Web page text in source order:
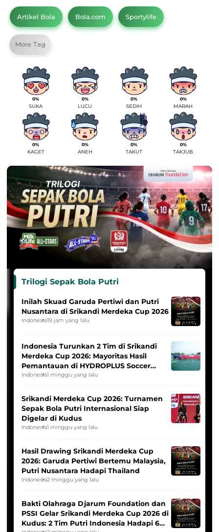
Artikel Bola Bola.com Sportylife
More Tag
0%
SUKA
0%
LUCU
0%
SEDIH
0%
MARAH
0%
KAGET
0%
ANEH
0%
TAKUT
0%
TAKJUB
Trilogi Sepak Bola Putri
Inilah Skuad Garuda Pertiwi dan Putri
Nusantara di Srikandi Merdeka Cup 2026
Indonesia19 jam yang lalu
Indonesia Turunkan 2 Tim di Srikandi
Merdeka Cup 2026: Mayoritas Hasil
Pemantauan di HYDROPLUS Soccer
League
Indonesia1 minggu yang lalu
Srikandi Merdeka Cup 2026: Turnamen
Sepak Bola Putri Internasional Siap
Digelar di Kudus
Indonesia1 minggu yang lalu
Hasil Drawing Srikandi Merdeka Cup
2026: Garuda Pertiwi Bertemu Malaysia,
Putri Nusantara Hadapi Thailand
Indonesia2 minggu yang lalu
Bakti Olahraga Djarum Foundation dan
PSSI Gelar Srikandi Merdeka Cup 2026 di
Kudus: 2 Tim Putri Indonesia Hadapi 6